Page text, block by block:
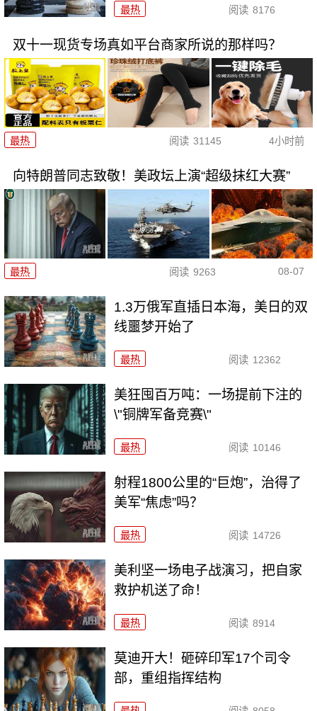
最热 阅读 8176
双十一现货专场真如平台商家所说的那样吗？
最热 阅读 31145 4小时前
向特朗普同志致敬！美政坛上演“超级抹红大赛”
最热 阅读 9263 08-07
1.3万俄军直插日本海，美日的双
线噩梦开始了
最热 阅读 12362
美狂囤百万吨：一场提前下注的
\"铜牌军备竞赛\"
最热 阅读 10146
射程1800公里的“巨炮”，治得了
美军“焦虑”吗？
最热 阅读 14726
美利坚一场电子战演习，把自家
救护机送了命！
最热 阅读 8914
莫迪开大！砸碎印军17个司令
部，重组指挥结构